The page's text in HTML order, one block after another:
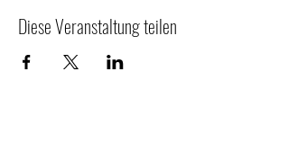
Diese Veranstaltung teilen